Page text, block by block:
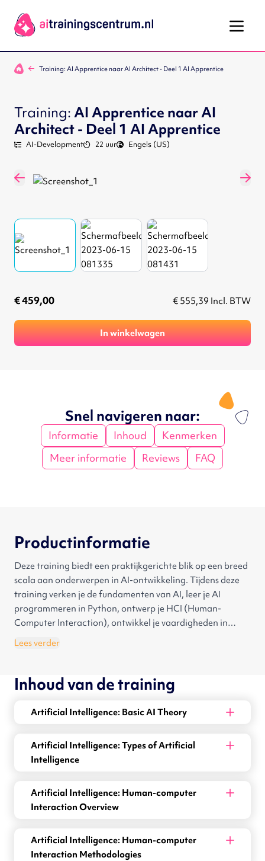
Training: AI Apprentice naar AI Architect - Deel 1 AI Apprentice
Training:AI Apprentice naar AI
Architect - Deel 1 AI Apprentice
AI-Development 22 uur Engels (US)
€ 459,00 € 555,39 Incl. BTW
In winkelwagen
Snel navigeren naar:
Informatie Inhoud
Kenmerken
Meer informatie
Reviews FAQ
Productinformatie
Deze training biedt een praktijkgerichte blik op een breed
scala aan onderwerpen in AI-ontwikkeling. Tijdens deze
training verken je de fundamenten van AI, leer je AI
programmeren in Python, ontwerp je HCI (Human-
Computer Interaction), ontwikkel je vaardigheden in
computer vision en cognitieve modellen. Je krijgt inzicht in
programmeertaal. Je ontwikkelt de vaardigheid om
gebruiksvriendelijke AI-toepassingen te ontwerpen en
cognitieve modellen te implementeren. Door middel van
Lees verder
Inhoud van de training
Artificial Intelligence: Basic AI Theory
Artificial Intelligence: Types of Artificial
Intelligence
Artificial Intelligence: Human-computer
Interaction Overview
Artificial Intelligence: Human-computer
Interaction Methodologies